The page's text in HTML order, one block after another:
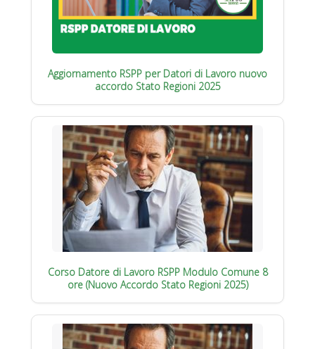
Aggiornamento RSPP per Datori di Lavoro nuovo
accordo Stato Regioni 2025
Corso Datore di Lavoro RSPP Modulo Comune 8
ore (Nuovo Accordo Stato Regioni 2025)